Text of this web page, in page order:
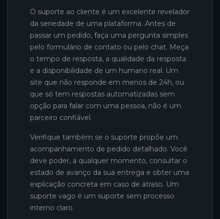
O suporte ao cliente é um excelente revelador
da seriedade de uma plataforma. Antes de
passar um pedido, faça uma pergunta simples
pelo formulário de contato ou pelo chat. Meça
o tempo de resposta, a qualidade da resposta
e a disponibilidade de um humano real. Um
site que não responde em menos de 24h, ou
que só tem respostas automatizadas sem
opção para falar com uma pessoa, não é um
parceiro confiável.
Verifique também se o suporte propõe um
acompanhamento de pedido detalhado. Você
deve poder, a qualquer momento, consultar o
estado de avanço da sua entrega e obter uma
explicação concreta em caso de atraso. Um
suporte vago é um suporte sem processo
interno claro.